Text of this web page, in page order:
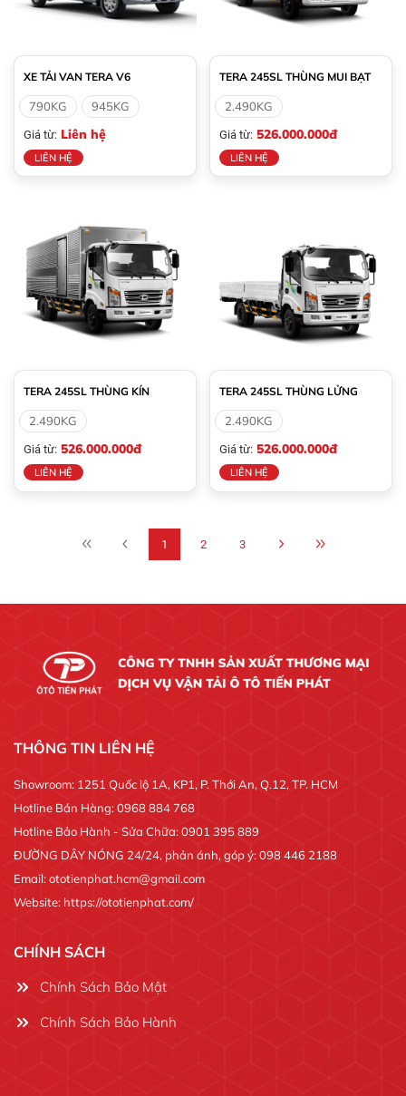
XE TẢI VAN TERA V6
790KG 945KG
Giá từ: Liên hệ
LIÊN HỆ
TERA 245SL THÙNG MUI BẠT
2.490KG
Giá từ: 526.000.000đ
LIÊN HỆ
TERA 245SL THÙNG KÍN
2.490KG
Giá từ: 526.000.000đ
LIÊN HỆ
TERA 245SL THÙNG LỬNG
2.490KG
Giá từ: 526.000.000đ
LIÊN HỆ
1 2 3
THÔNG TIN LIÊN HỆ
Showroom: 1251 Quốc lộ 1A, KP1, P. Thới An, Q.12, TP. HCM
Hotline Bán Hàng: 0968 884 768
Hotline Bảo Hành - Sửa Chữa: 0901 395 889
ĐƯỜNG DÂY NÓNG 24/24, phản ánh, góp ý: 098 446 2188
Email: ototienphat.hcm@gmail.com
Website: https://ototienphat.com/
CHÍNH SÁCH
Chính Sách Bảo Mật
Chính Sách Bảo Hành